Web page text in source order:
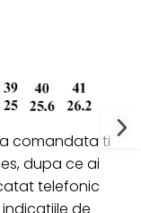
comandata ti
dupa ce ai
telefonic
de